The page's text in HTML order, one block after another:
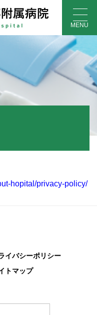
MENU
hopital/privacy-policy/
イバシーポリシー
トマップ